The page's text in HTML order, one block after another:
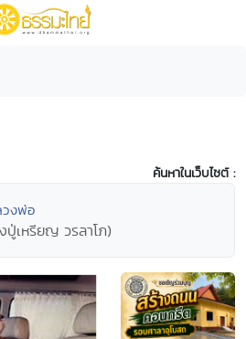
ค้นหาในเว็บไซต์ :
วงพ่อ
ปู่เหรียญ วรลาโภ)